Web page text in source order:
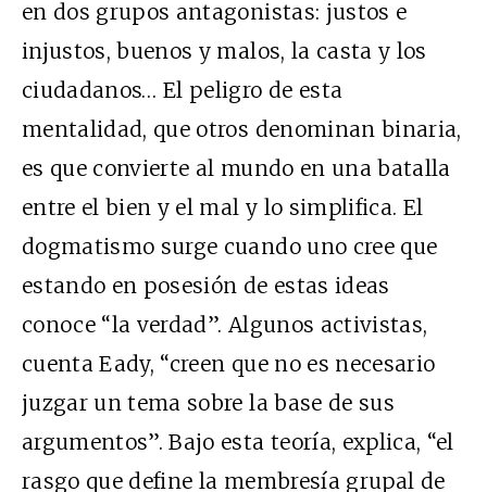
en dos grupos antagonistas: justos e
injustos, buenos y malos, la casta y los
ciudadanos… El peligro de esta
mentalidad, que otros denominan binaria,
es que convierte al mundo en una batalla
entre el bien y el mal y lo simplifica. El
dogmatismo surge cuando uno cree que
estando en posesión de estas ideas
conoce “la verdad”. Algunos activistas,
cuenta Eady, “creen que no es necesario
juzgar un tema sobre la base de sus
argumentos”. Bajo esta teoría, explica, “el
rasgo que define la membresía grupal de